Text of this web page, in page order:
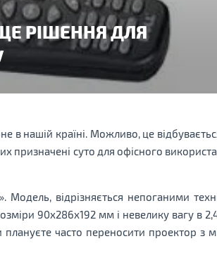
РІШЕННЯ ДЛЯ
в нашій країні. Можливо, це
призначені суто для офісного
відрізняється непоганими
90x286x192 мм і невелику вагу в
часто переносити проектор з